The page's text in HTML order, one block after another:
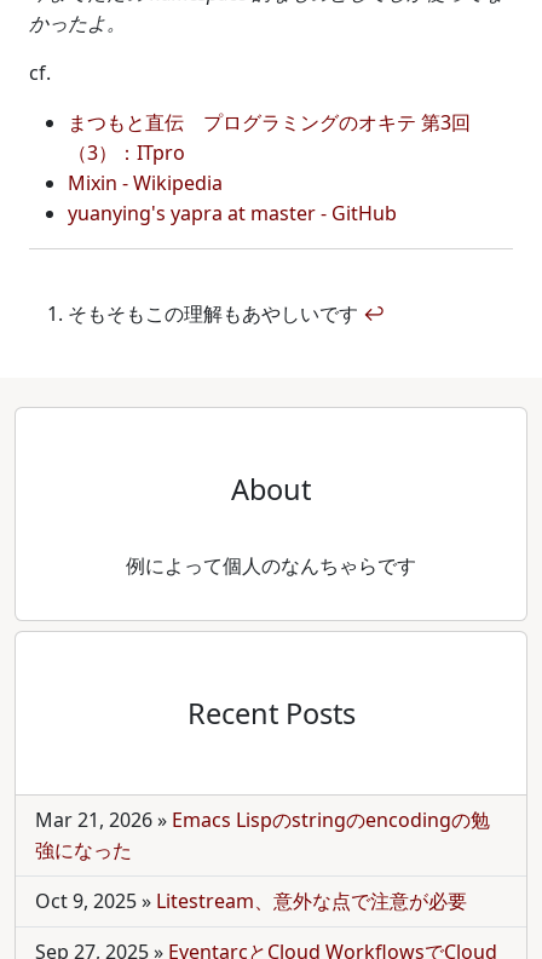
かったよ。
cf.
まつもと直伝 プログラミングのオキテ 第3回
（3）：ITpro
Mixin - Wikipedia
yuanying's yapra at master - GitHub
そもそもこの理解もあやしいです ↩
About
例によって個人のなんちゃらです
Recent Posts
Mar 21, 2026» Emacs Lispのstringのencodingの勉
強になった
Oct 9, 2025» Litestream、意外な点で注意が必要
Sep 27, 2025» EventarcとCloud WorkflowsでCloud